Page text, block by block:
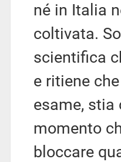
né in Italia
coltivata.
scientifica
e ritiene
esame, stia
momento
bloccare